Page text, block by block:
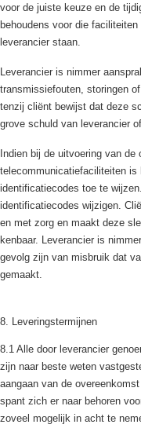
voor de juiste keuze en de
behoudens voor die
leverancier staan.
Leverancier is nimmer
transmissiefouten, storingen
tenzij cliënt bewijst dat deze
grove schuld van leverancier
Indien bij de uitvoering van
telecommunicatiefaciliteiten is
identificatiecodes toe te
identificatiecodes wijzigen.
en met zorg en maakt deze
kenbaar. Leverancier is
gevolg zijn van misbruik dat
gemaakt.
8. Leveringstermijnen
8.1 Alle door leverancier
zijn naar beste weten
aangaan van de
spant zich er naar behoren
zoveel mogelijk in acht te